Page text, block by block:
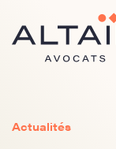
Actualités